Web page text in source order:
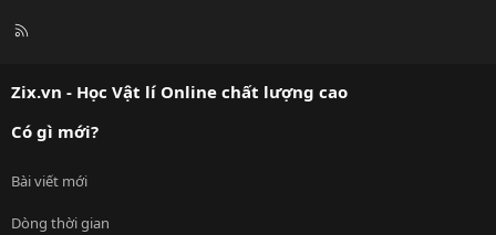
R
Zix.vn - Học Vật lí Online chất lượng cao
Có gì mới?
Bài viết mới
Dòng thời gian